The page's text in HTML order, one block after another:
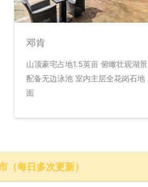
邓肯
山顶豪宅占地1.5英亩 俯瞰壮观湖景
配备无边泳池 室内主层全花岗石地
面
（每日多次更新）